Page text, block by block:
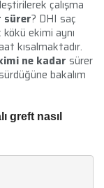
çalışma
sürer? DHI saç
ekimi aynı
kısalmaktadır.
ne kadar sürer
bakalım
greft nasıl